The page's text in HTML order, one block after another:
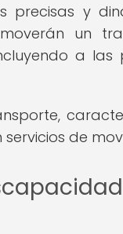
precisas y
un
a las
de